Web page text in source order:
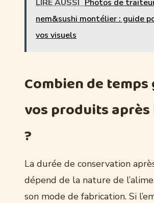
LIRE AUSSI Photos de
nem&sushi montélier : guide
vos visuels
Combien de
vos produits après
?
La durée de conservation
dépend de la nature de
son mode de fabrication. Si